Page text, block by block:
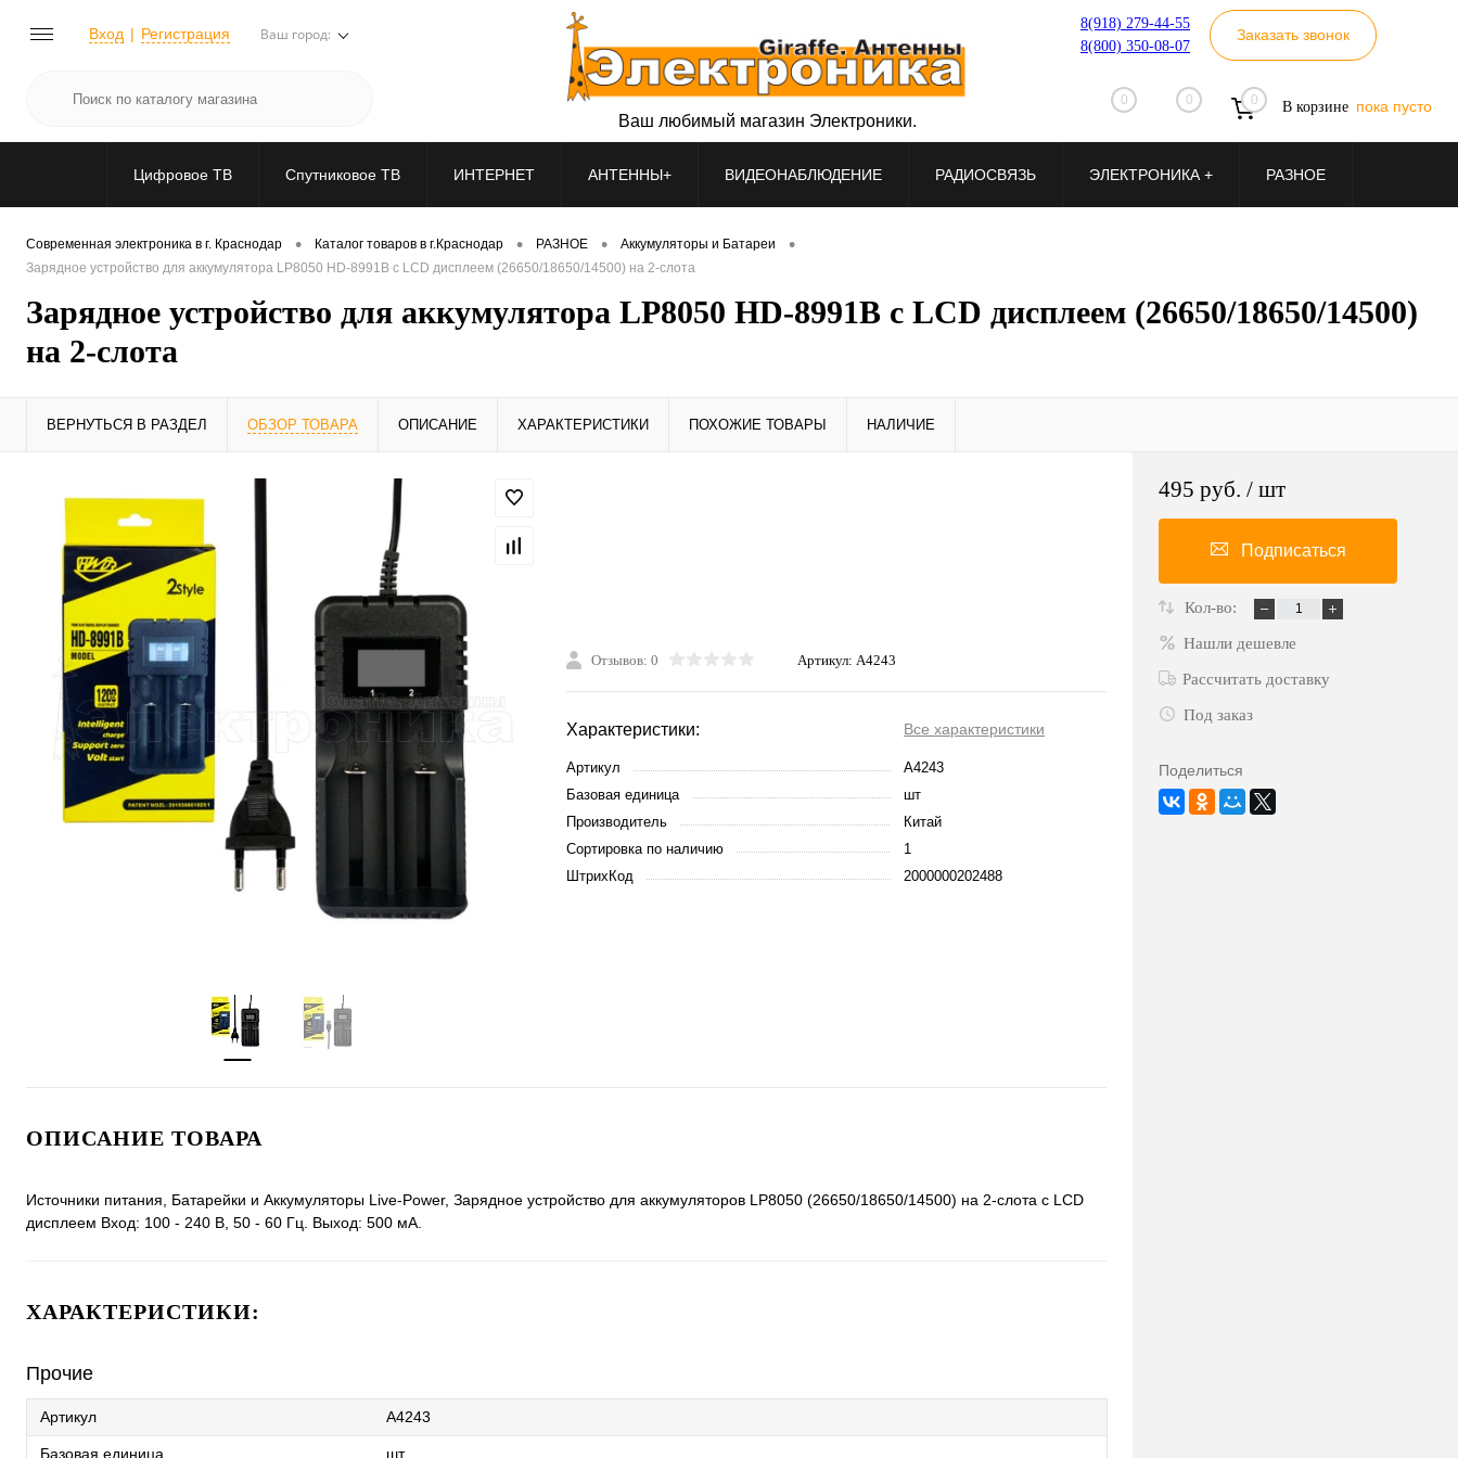
Вход Регистрация Ваш город:
8(918) 279-44-55
8(800) 350-08-07
Заказать звонок
0 0 0 В корзине пока пусто
Ваш любимый магазин Электроники.
Цифровое ТВ Спутниковое ТВ ИНТЕРНЕТ АНТЕННЫ+ ВИДЕОНАБЛЮДЕНИЕ РАДИОСВЯЗЬ ЭЛЕКТРОНИКА + РАЗНОЕ
Современная электроника в г. Краснодар • Каталог товаров в г.Краснодар • РАЗНОЕ • Аккумуляторы и Батареи •
Зарядное устройство для аккумулятора LP8050 HD-8991B с LCD дисплеем (26650/18650/14500) на 2-слота
Зарядное устройство для аккумулятора LP8050 HD-8991B с LCD дисплеем (26650/18650/14500)
на 2-слота
ВЕРНУТЬСЯ В РАЗДЕЛ ОБЗОР ТОВАРА ОПИСАНИЕ ХАРАКТЕРИСТИКИ ПОХОЖИЕ ТОВАРЫ НАЛИЧИЕ
Отзывов: 0 Артикул: A4243
Характеристики: Все характеристики
Артикул
A4243
Базовая единица
шт
Производитель
Китай
Сортировка по наличию
1
ШтрихКод
2000000202488
ОПИСАНИЕ ТОВАРА
Источники питания, Батарейки и Аккумуляторы Live-Power, Зарядное устройство для аккумуляторов LP8050 (26650/18650/14500) на 2-слота с LCD
дисплеем Вход: 100 - 240 В, 50 - 60 Гц. Выход: 500 мА.
ХАРАКТЕРИСТИКИ:
Прочие
Артикул A4243
Базовая единица шт
495 руб. / шт
Подписаться
Кол-во:
Нашли дешевле
Рассчитать доставку
Под заказ
Поделиться